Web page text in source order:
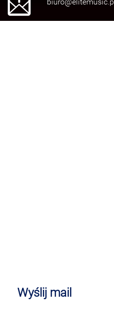
biuro@elitemusic.pl
Wyślij mail